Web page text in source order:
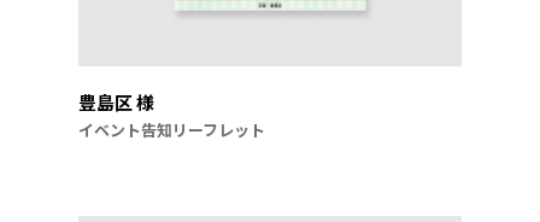
豊島区 様
イベント告知リーフレット